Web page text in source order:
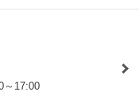
17:00